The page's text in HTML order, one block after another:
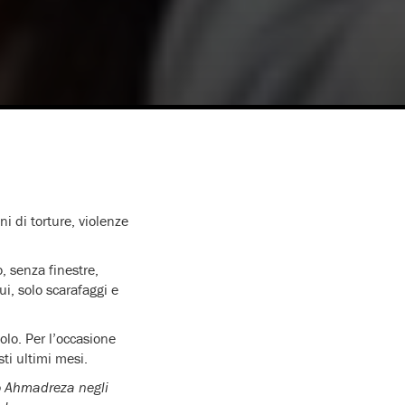
di torture, violenze
senza finestre,
solo scarafaggi e
Per l’occasione
ultimi mesi.
negli